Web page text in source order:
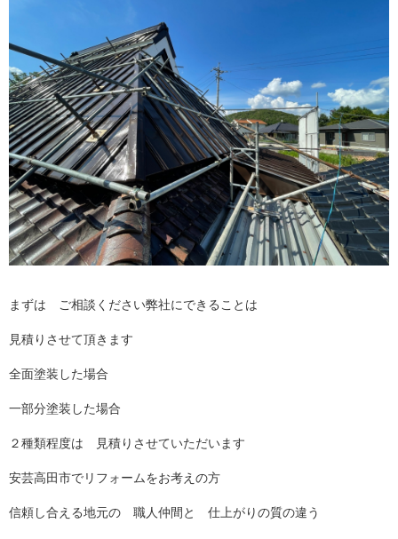
まずは ご相談ください弊社にできることは
見積りさせて頂きます
全面塗装した場合
一部分塗装した場合
２種類程度は 見積りさせていただいます
安芸高田市でリフォームをお考えの方
信頼し合える地元の 職人仲間と 仕上がりの質の違う